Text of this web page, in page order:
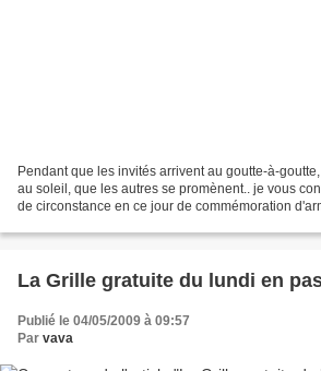
Pendant que les invités arrivent au goutte-à-
au soleil, que les autres se promènent.. je vous
de circonstance en ce jour de commémoration
La Grille gratuite du lundi en
Publié le 04/05/2009 à 09:57
Par vava